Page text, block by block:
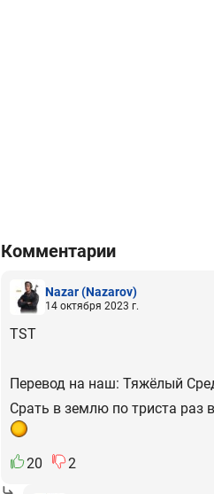
Комментарии
Nazar(Nazarov)
14 октября 2023 г.
TST
Перевод на наш: Тяжёлый
Срать в землю по триста раз
20 2